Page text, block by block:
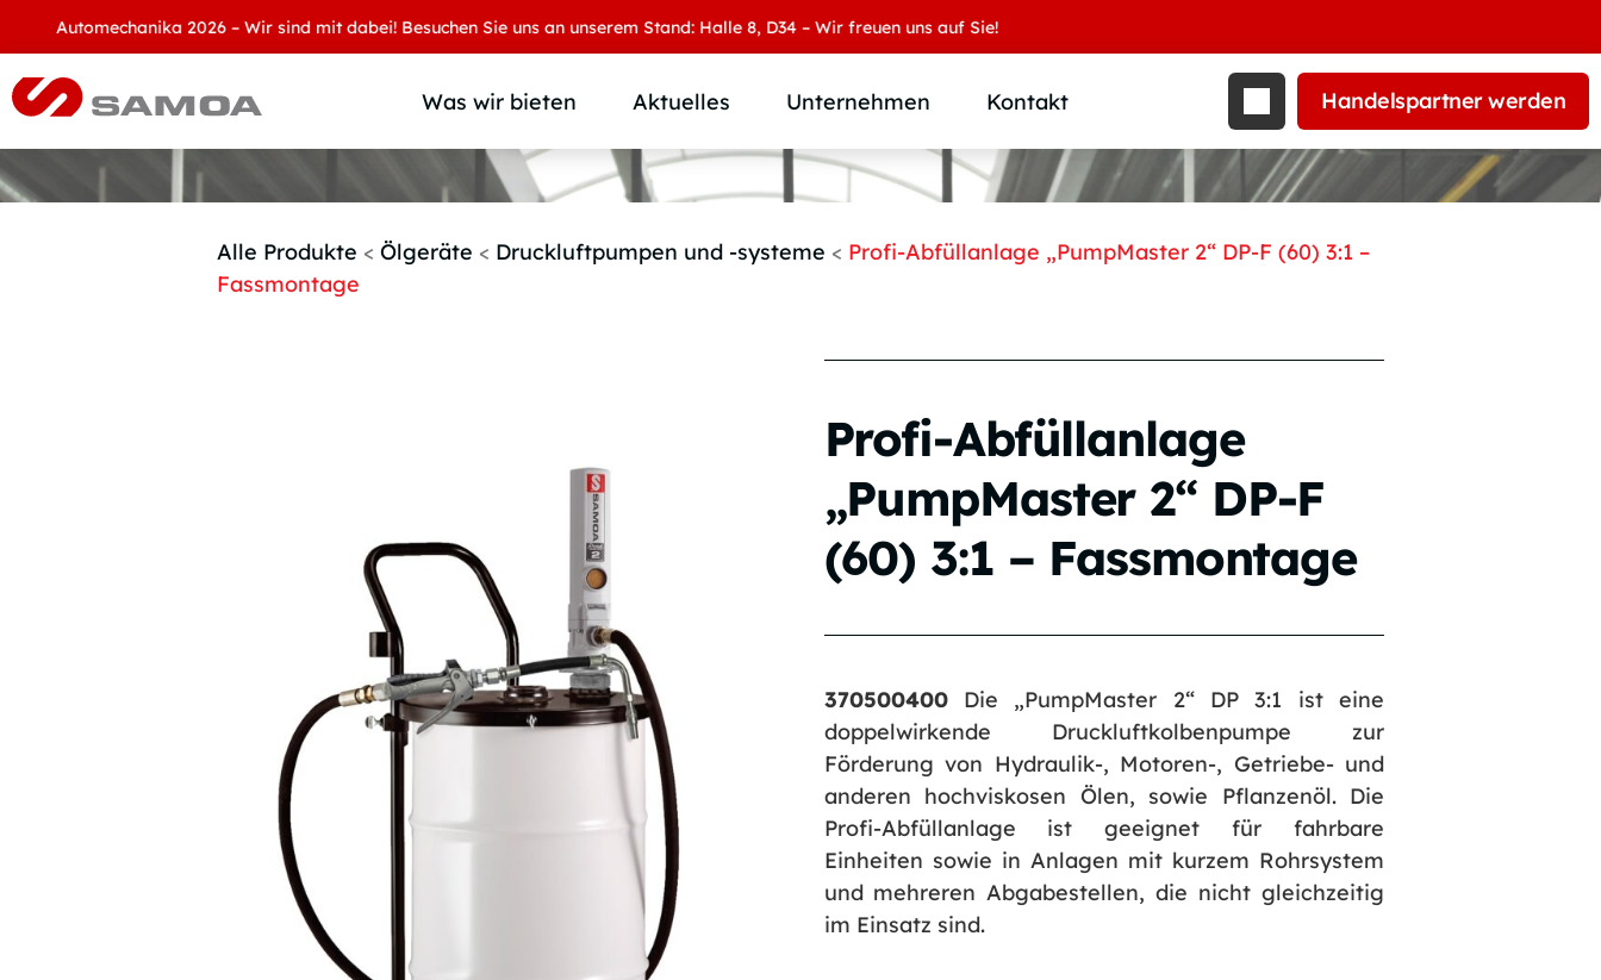
Automechanika 2026 – Wir sind mit dabei! Besuchen Sie uns an unserem Stand: Halle 8, D34 – Wir freuen uns auf Sie!
Was wir bieten
Produktübersicht
Produktkategorie
Aktuelles Unternehmen
Wer wir sind
SAMOA Gruppe
Kontakt Handelspartner werden
Alle Produkte < Ölgeräte < Druckluftpumpen und -systeme < Profi-Abfüllanlage „PumpMaster 2“ DP-F (60) 3:1 –
Fassmontage
Profi-Abfüllanlage
„PumpMaster 2“ DP-F
(60) 3:1 – Fassmontage
370500400Die „PumpMaster 2“ DP 3:1 ist eine
doppelwirkende Druckluftkolbenpumpe zur
Förderung von Hydraulik-, Motoren-, Getriebe- und
anderen hochviskosen Ölen, sowie Pflanzenöl. Die
Profi-Abfüllanlage ist geeignet für fahrbare
Einheiten sowie in Anlagen mit kurzem Rohrsystem
und mehreren Abgabestellen, die nicht gleichzeitig
im Einsatz sind.